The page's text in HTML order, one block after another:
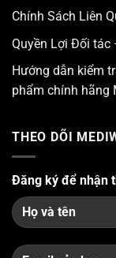
Chính Sách Liên
Quyền Lợi Đối tác
Hướng dẫn kiểm
phẩm chính hãng
THEO DÕI
Đăng ký để nhận